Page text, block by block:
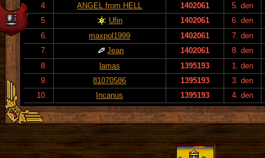
4.
ANGEL from HELL 1402061
5. den
5.
Ufin 1402061
6. den
6.
maxpol1999 1402061
7. den
7.
Jean 1402061
8. den
8.
lamas 1395193
1. den
9.
81070586 1395193
3. den
10.
Incanus 1395193 4. den